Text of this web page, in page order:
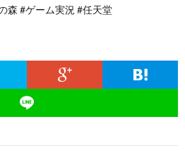
森 #ゲーム実況 #任天堂